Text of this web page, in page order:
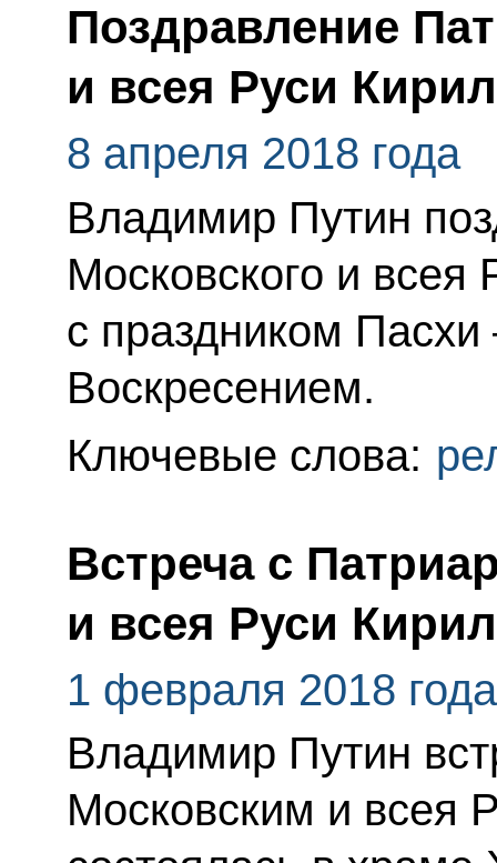
Поздравление
и всея Руси
8 апреля 2018 года
Владимир Путин
Московского и всея
с праздником
Воскресением.
Ключевые слова:
Встреча с
и всея Руси
1 февраля 2018 года
Владимир Путин
Московским и всея